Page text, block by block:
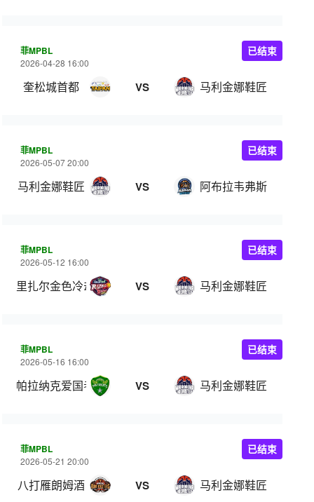
菲MPBL
2026-04-28 16:00
奎松城首都 VS 马利金娜鞋匠
已结束
菲MPBL
2026-05-07 20:00
马利金娜鞋匠 VS 阿布拉韦弗斯
已结束
菲MPBL
2026-05-12 16:00
里扎尔金色冷却器 VS 马利金娜鞋匠
已结束
菲MPBL
2026-05-16 16:00
帕拉纳克爱国者 VS 马利金娜鞋匠
已结束
菲MPBL
2026-05-21 20:00
八打雁朗姆酒 VS 马利金娜鞋匠
已结束